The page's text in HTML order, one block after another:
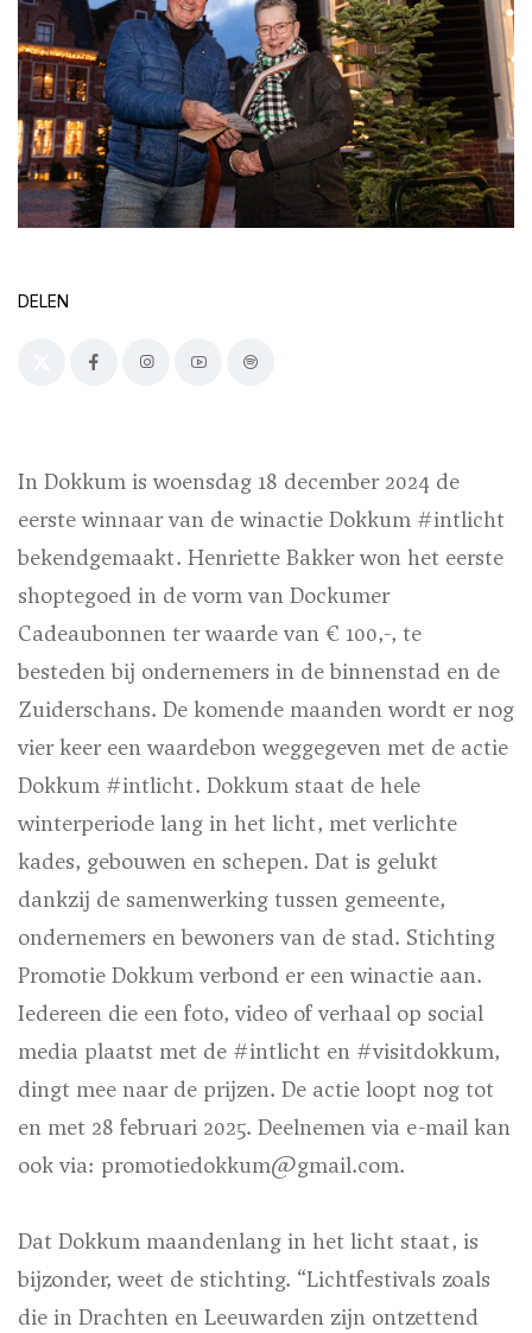
DELEN
In Dokkum is woensdag 18 december 2024 de
eerste winnaar van de winactie Dokkum #intlicht
bekendgemaakt. Henriette Bakker won het eerste
shoptegoed in de vorm van Dockumer
Cadeaubonnen ter waarde van € 100,-, te
besteden bij ondernemers in de binnenstad en de
Zuiderschans. De komende maanden wordt er nog
vier keer een waardebon weggegeven met de actie
Dokkum #intlicht. Dokkum staat de hele
winterperiode lang in het licht, met verlichte
kades, gebouwen en schepen. Dat is gelukt
dankzij de samenwerking tussen gemeente,
ondernemers en bewoners van de stad. Stichting
Promotie Dokkum verbond er een winactie aan.
Iedereen die een foto, video of verhaal op social
media plaatst met de #intlicht en #visitdokkum,
dingt mee naar de prijzen. De actie loopt nog tot
en met 28 februari 2025. Deelnemen via e-mail kan
ook via: promotiedokkum@gmail.com.
Dat Dokkum maandenlang in het licht staat, is
bijzonder, weet de stichting. “Lichtfestivals zoals
die in Drachten en Leeuwarden zijn ontzettend